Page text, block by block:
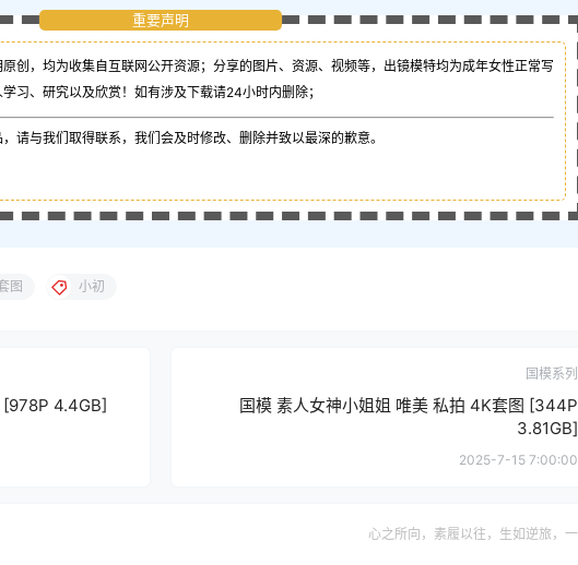
重要声明
创，均为收集自互联网公开资源； 分享的图片、资源、视频等，出镜模特均为成年女性正常写
习、研究以及欣赏！如有涉及下载请24小时内删除；
请与我们取得联系，我们会及时修改、删除并致以最深的歉意。
图 小初
4.4GB]
国模系列
国模 素人女神小姐姐 唯美 私拍 4K套图 [344P
3.81GB]
2025-7-15 7:00:00
心之所向，素履以往，生如逆旅，